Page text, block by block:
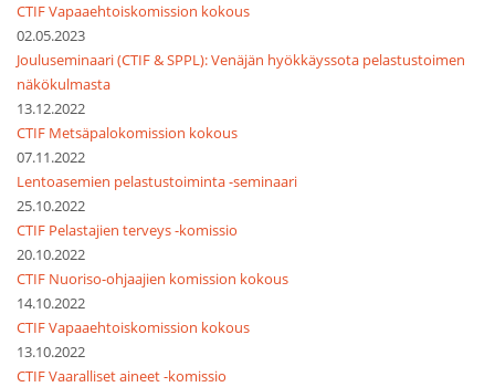
CTIF Vapaaehtoiskomission kokous
02.05.2023
Jouluseminaari (CTIF & SPPL): Venäjän hyökkäyssota pelastustoimen
näkökulmasta
13.12.2022
CTIF Metsäpalokomission kokous
07.11.2022
Lentoasemien pelastustoiminta -seminaari
25.10.2022
CTIF Pelastajien terveys -komissio
20.10.2022
CTIF Nuoriso-ohjaajien komission kokous
14.10.2022
CTIF Vapaaehtoiskomission kokous
13.10.2022
CTIF Vaaralliset aineet -komissio